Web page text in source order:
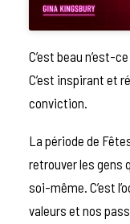
C’est beau n’est-
C’est inspirant et
conviction.
La période de
retrouver les gens
soi-même. C’est
valeurs et nos